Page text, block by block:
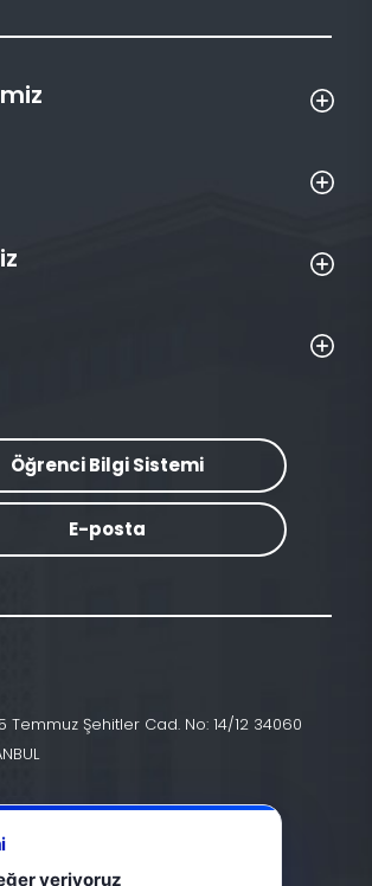
Öğrenci Bilgi Sistemi
E-posta
Temmuz Şehitler Cad. No: 14/12 34060
44
veriyoruz